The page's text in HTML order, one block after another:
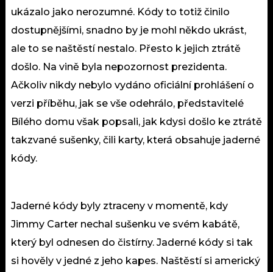
ukázalo jako nerozumné. Kódy to totiž činilo
dostupnějšími, snadno by je mohl někdo ukrást,
ale to se naštěstí nestalo. Přesto k jejich ztrátě
došlo. Na vině byla nepozornost prezidenta.
Ačkoliv nikdy nebylo vydáno oficiální prohlášení o
verzi příběhu, jak se vše odehrálo, představitelé
Bílého domu však popsali, jak kdysi došlo ke ztrátě
takzvané sušenky, čili karty, která obsahuje jaderné
kódy.
Jaderné kódy byly ztraceny v momentě, kdy
Jimmy Carter nechal sušenku ve svém kabátě,
který byl odnesen do čistírny. Jaderné kódy si tak
si hověly v jedné z jeho kapes. Naštěstí si americký